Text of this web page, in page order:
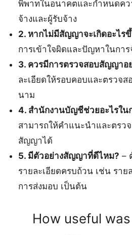
พิพาทในอนาคตและกำหนดคว
จ้างและผู้รับจ้าง
2. หากไม่มีสัญญาจะเกิดอะไร
การเข้าใจผิดและปัญหาในกา
3. ควรมีการตรวจสอบสัญญาอ
ละเอียดให้รอบคอบและตรวจ
นาม
4. สำนักงานบัญชีช่วยอะไรใน
สามารถให้คำแนะนำและตรว
สัญญาได้
5. มีตัวอย่างสัญญาที่ดีไหม? –
รายละเอียดครบถ้วน เช่น ราย
การส่งมอบ เป็นต้น
How useful